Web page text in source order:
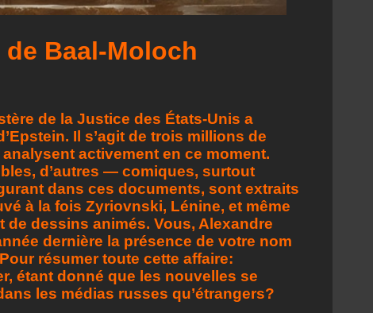
Baal-Moloch
de la Justice des États-Unis a
Il s’agit de trois millions de
activement en ce moment.
d’autres — comiques, surtout
dans ces documents, sont extraits
à la fois Zyriovnski, Lénine, et même
dessins animés. Vous, Alexandre
dernière la présence de votre nom
résumer toute cette affaire:
étant donné que les nouvelles se
les médias russes qu’étrangers?